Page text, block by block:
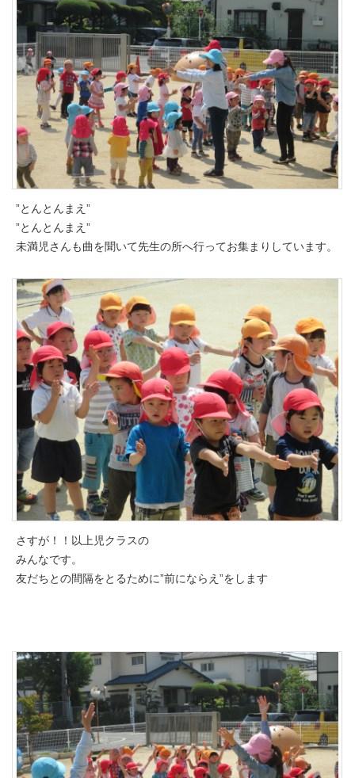
”とんとんまえ”
”とんとんまえ”
未満児さんも曲を聞いて先生の所へ行ってお集まりしています。
さすが！！以上児クラスの
みんなです。
友だちとの間隔をとるために”前にならえ”をします